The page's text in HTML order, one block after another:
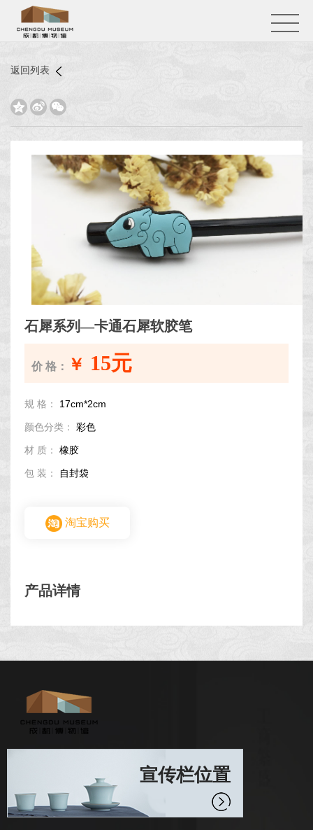
返回列表
  
石犀系列—卡通石犀软胶笔
价 格： ￥ 15元
规 格： 17cm*2cm
颜色分类： 彩色
材 质： 橡胶
包 装： 自封袋
淘宝购买
产品详情
宣传栏位置